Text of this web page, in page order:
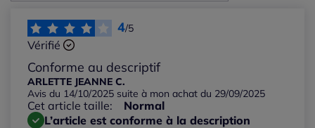
Les plus récents
Les plus anciens
Notes les plus élevées
4/5
Vérifié
Conforme au descriptif
ARLETTE JEANNE C.
Avis du 14/10/2025 suite à mon achat du 29/09/2025
Cet article taille:
Normal
L’article est conforme à la description